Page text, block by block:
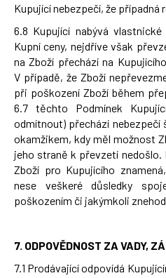
Kupující nebezpečí, že případná
6.8 Kupující nabývá
Kupní ceny, nejdříve však
na Zboží přechází na
V případě, že Zboží
při poškození Zboží během
6.7 těchto Podmínek
odmítnout) přechází nebezpečí
okamžikem, kdy měl možnost
jeho straně k převzetí nedošlo.
Zboží pro Kupujícího
nese veškeré důsledky
poškozením či jakýmkoli
7. ODPOVĚDNOST ZA VADY,
7.1 Prodávající odpovídá